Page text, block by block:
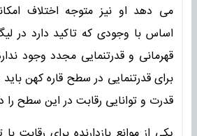
می دهد او نیز متوجه اختلاف
اساس با وجودی که تاکید دارد در
قهرمانی و قدرتنمایی مجدد وجود
برای قدرتنمایی در سطح قاره کهن
قدرت و توانایی رقابت در این سطح را